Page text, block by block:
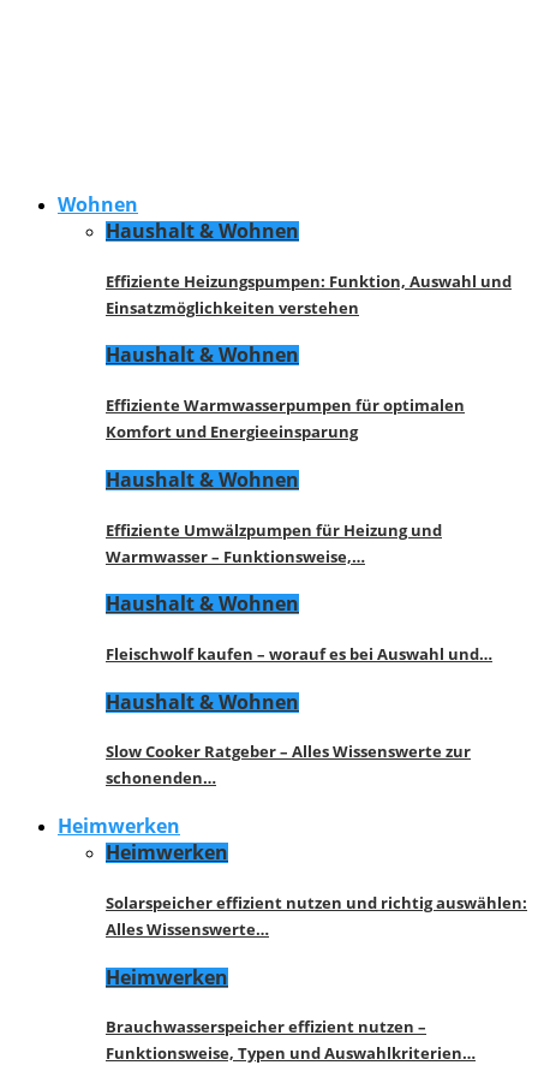
Wohnen
Haushalt & Wohnen
Effiziente Heizungspumpen: Funktion, Auswahl und
Einsatzmöglichkeiten verstehen
Haushalt & Wohnen
Effiziente Warmwasserpumpen für optimalen
Komfort und Energieeinsparung
Haushalt & Wohnen
Effiziente Umwälzpumpen für Heizung und
Warmwasser – Funktionsweise,…
Haushalt & Wohnen
Fleischwolf kaufen – worauf es bei Auswahl und…
Haushalt & Wohnen
Slow Cooker Ratgeber – Alles Wissenswerte zur
schonenden…
Heimwerken
Heimwerken
Solarspeicher effizient nutzen und richtig auswählen:
Alles Wissenswerte…
Heimwerken
Brauchwasserspeicher effizient nutzen –
Funktionsweise, Typen und Auswahlkriterien…